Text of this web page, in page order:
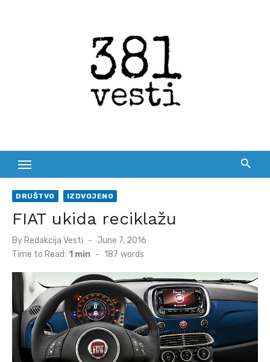
DRUŠTVO IZDVOJENO
FIAT ukida reciklažu
By Redakcija Vesti
Posted
on
June 7, 2016
Time to Read: 1 min - 187 words